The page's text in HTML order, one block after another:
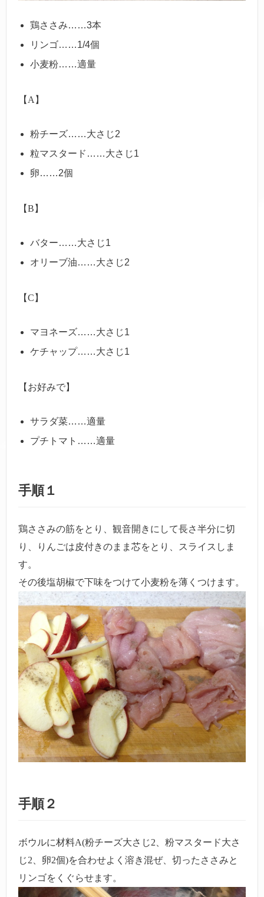
鶏ささみ……3本
リンゴ……1/4個
小麦粉……適量
【A】
粉チーズ……大さじ2
粒マスタード……大さじ1
卵……2個
【B】
バター……大さじ1
オリーブ油……大さじ2
【C】
マヨネーズ……大さじ1
ケチャップ……大さじ1
【お好みで】
サラダ菜……適量
プチトマト……適量
手順１
鶏ささみの筋をとり、観音開きにして長さ半分に切
り、りんごは皮付きのまま芯をとり、スライスしま
す。
その後塩胡椒で下味をつけて小麦粉を薄くつけます。
手順２
ボウルに材料A(粉チーズ大さじ2、粉マスタード大さ
じ2、卵2個)を合わせよく溶き混ぜ、切ったささみと
リンゴをくぐらせます。